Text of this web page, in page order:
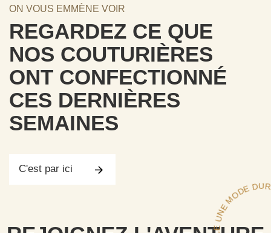
ON VOUS EMMÈNE VOIR
REGARDEZ CE QUE
NOS COUTURIÈRES
ONT CONFECTIONNÉ
CES DERNIÈRES
SEMAINES
C'est par ici ODE